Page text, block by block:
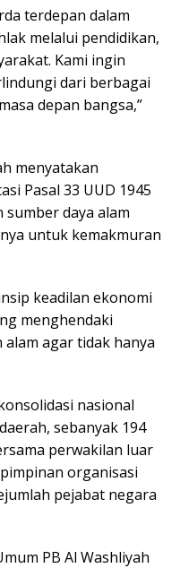
terdepan dalam
melalui pendidikan,
Kami ingin
dari berbagai
depan bangsa,”
menyatakan
Pasal 33 UUD 1945
daya alam
untuk kemakmuran
keadilan ekonomi
menghendaki
agar tidak hanya
nasional
sebanyak 194
perwakilan luar
organisasi
pejabat negara
PB Al Washliyah